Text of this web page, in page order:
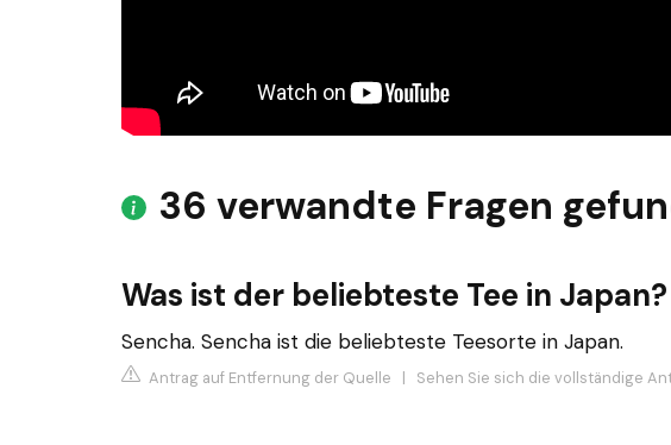
36 verwandte Fragen
Was ist der beliebteste Tee in Japan?
Sencha. Sencha ist die beliebteste Teesorte in Japan.
Antrag auf Entfernung der Quelle | Sehen Sie sich die vollständige